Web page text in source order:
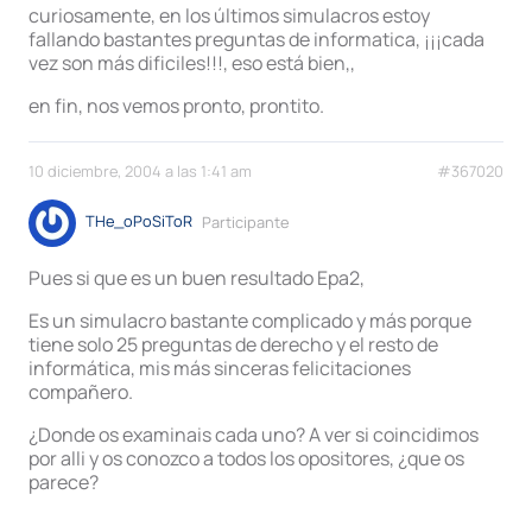
curiosamente, en los últimos simulacros estoy
fallando bastantes preguntas de informatica, ¡¡¡cada
vez son más dificiles!!!, eso está bien,,
en fin, nos vemos pronto, prontito.
10 diciembre, 2004 a las 1:41 am #367020
THe_oPoSiToR Participante
Pues si que es un buen resultado Epa2,
Es un simulacro bastante complicado y más porque
tiene solo 25 preguntas de derecho y el resto de
informática, mis más sinceras felicitaciones
compañero.
¿Donde os examinais cada uno? A ver si coincidimos
por alli y os conozco a todos los opositores, ¿que os
parece?